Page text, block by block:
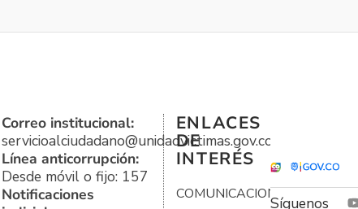
Correo institucional:
servicioalciudadano@unidadvictimas.gov.co
Línea anticorrupción:
Desde móvil o fijo: 157
Notificaciones
ENLACES
DE
INTERÉS
COMUNICACIONESSíguenos